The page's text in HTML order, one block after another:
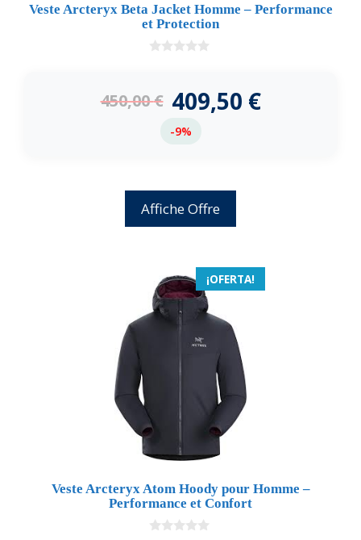
Veste Arcteryx Beta Jacket Homme – Performance
et Protection
5
450,00€ 409,50 €
-9%
Affiche Offre
¡OFERTA!
Veste Arcteryx Atom Hoody pour Homme –
Performance et Confort